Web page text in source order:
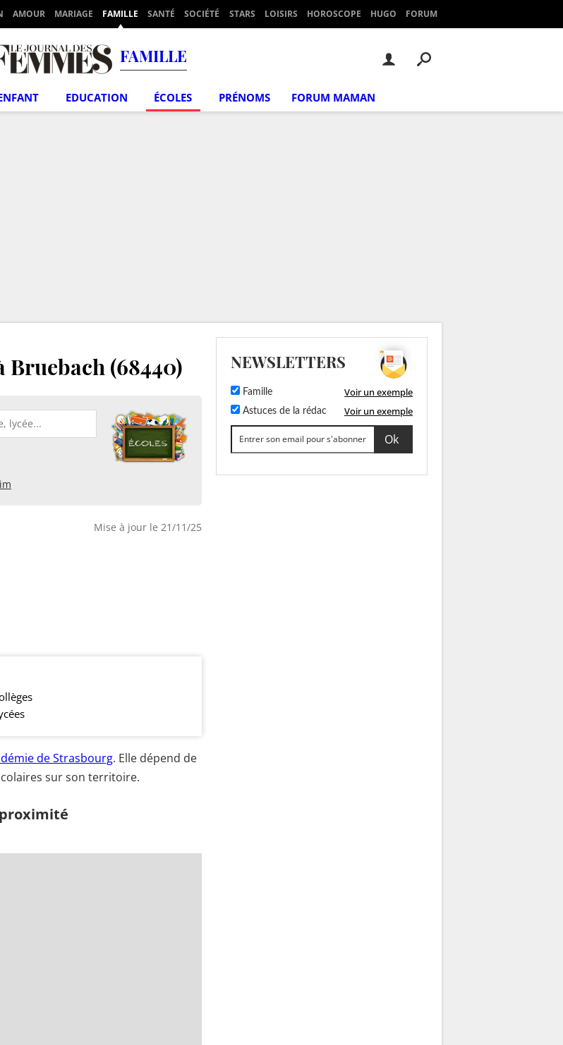
AMOUR MARIAGE FAMILLE SANTÉ SOCIÉTÉ STARS LOISIRS HOROSCOPE HUGO FORUM
FAMILLE
EDUCATION ÉCOLES PRÉNOMS FORUM MAMAN
Bruebach (68440)
Mise à jour le 21/11/25
de Strasbourg. Elle dépend de
sur son territoire.
NEWSLETTERS
Famille Voir un exemple
Astuces de la rédac Voir un exemple